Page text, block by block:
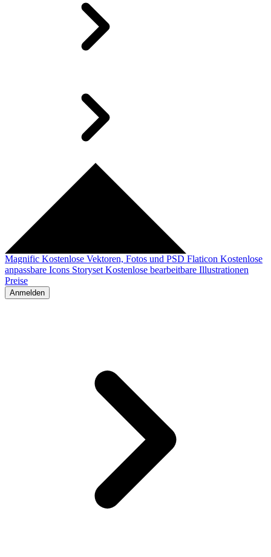
Magnific Kostenlose Vektoren, Fotos und PSD Flaticon Kostenlose
anpassbare Icons Storyset Kostenlose bearbeitbare Illustrationen
Preise
Anmelden